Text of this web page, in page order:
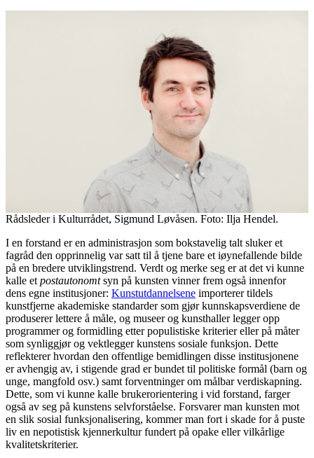
Rådsleder i Kulturrådet, Sigmund Løvåsen. Foto: Ilja Hendel.
I en forstand er en administrasjon som bokstavelig talt sluker et
fagråd den opprinnelig var satt til å tjene bare et iøynefallende bilde
på en bredere utviklingstrend. Verdt og merke seg er at det vi kunne
kalle et postautonomtsyn på kunsten vinner frem også innenfor
dens egne institusjoner: Kunstutdannelsene importerer tildels
kunstfjerne akademiske standarder som gjør kunnskapsverdiene de
produserer lettere å måle, og museer og kunsthaller legger opp
programmer og formidling etter populistiske kriterier eller på måter
som synliggjør og vektlegger kunstens sosiale funksjon. Dette
reflekterer hvordan den offentlige bemidlingen disse institusjonene
er avhengig av, i stigende grad er bundet til politiske formål (barn og
unge, mangfold osv.) samt forventninger om målbar verdiskapning.
Dette, som vi kunne kalle brukerorientering i vid forstand, farger
også av seg på kunstens selvforståelse. Forsvarer man kunsten mot
en slik sosial funksjonalisering, kommer man fort i skade for å puste
liv en nepotistisk kjennerkultur fundert på opake eller vilkårlige
kvalitetskriterier.